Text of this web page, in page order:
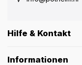
Hilfe & Kontakt
Informationen